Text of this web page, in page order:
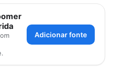
Adicionar fonte